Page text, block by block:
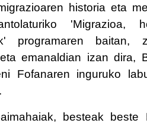
historia eta
'Migrazioa,
programaren baitan,
emanaldian izan dira,
Fofanaren inguruko
besteak beste